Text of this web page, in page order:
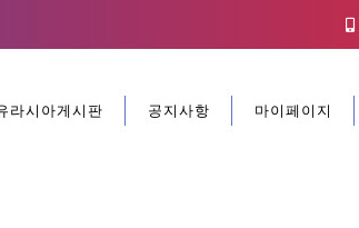
라시아게시판 공지사항 마이페이지